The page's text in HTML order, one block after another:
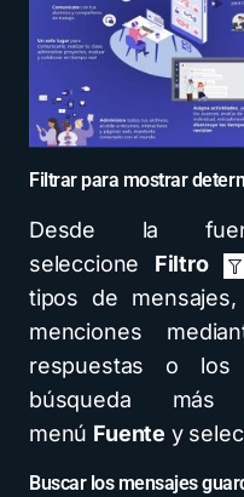
Filtrar para mostrar
Desde la
seleccione Filtro
tipos de
menciones
respuestas o los
búsqueda
menú Fuente y
Buscar los mensajes